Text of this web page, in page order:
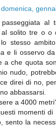
domenica,
al
solito tre o o
lo stesso
e li osservo
a che quota
nudo,
direi di no,
abbassarsi.
a 4000
momenti di
sento la